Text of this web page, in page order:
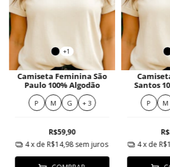
+1
Camiseta Feminina São
Paulo 100% Algodão
P M G + 3
R$59,90
4x de R$14,98 sem juros
Santos
P M
4x de